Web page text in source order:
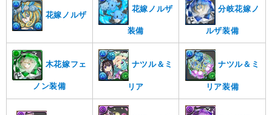
花嫁ノルザ
花嫁ノルザ
装備
分岐花嫁ノ
ルザ装備
木花嫁フェ
ノン装備
ナツル＆ミ
リア
ナツル＆ミ
リア装備